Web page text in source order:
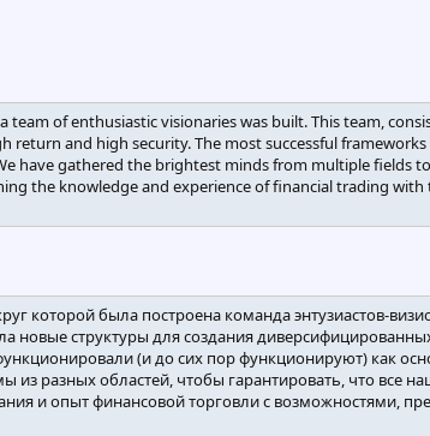
team of enthusiastic visionaries was built. This team,
and high security. The most successful
have gathered the brightest minds from multiple fields
the knowledge and experience of financial trading
которой была построена команда энтузиастов-
новые структуры для создания
(и до сих пор функционируют) как
из разных областей, чтобы гарантировать, что все
и опыт финансовой торговли с возможностями,